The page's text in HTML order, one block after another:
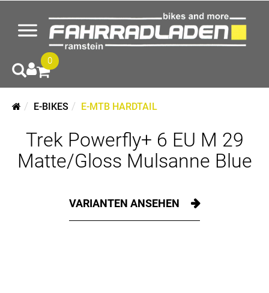
0
E-BIKES E-MTB HARDTAIL
Trek Powerfly+ 6 EU M 29
Matte/Gloss Mulsanne Blue
VARIANTEN ANSEHEN